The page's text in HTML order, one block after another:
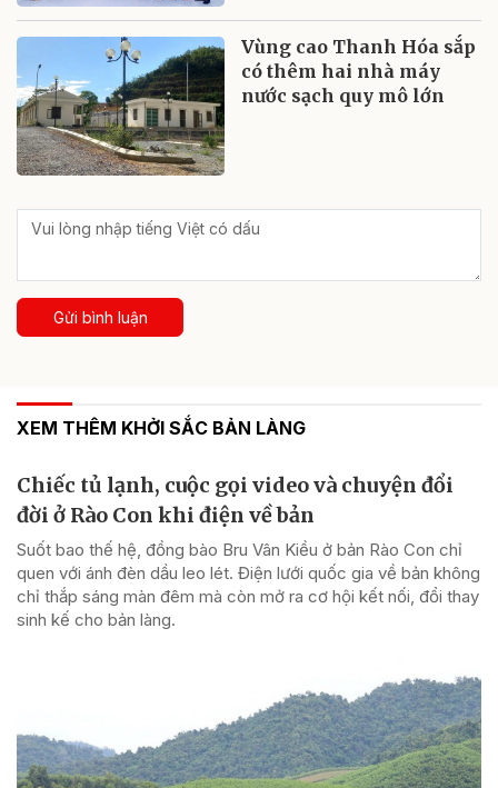
Vùng cao Thanh Hóa sắp
có thêm hai nhà máy
nước sạch quy mô lớn
Gửi bình luận
XEM THÊM KHỞI SẮC BẢN LÀNG
Chiếc tủ lạnh, cuộc gọi video và chuyện đổi
đời ở Rào Con khi điện về bản
Suốt bao thế hệ, đồng bào Bru Vân Kiều ở bản Rào Con chỉ
quen với ánh đèn dầu leo lét. Điện lưới quốc gia về bản không
chỉ thắp sáng màn đêm mà còn mở ra cơ hội kết nối, đổi thay
sinh kế cho bản làng.